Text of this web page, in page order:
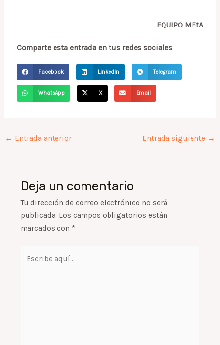
EQUIPO MEtA
Comparte esta entrada en tus redes sociales
Facebook LinkedIn Telegram
WhatsApp X Email
← Entrada anterior Entrada siguiente →
Deja un comentario
Tu dirección de correo electrónico no será
publicada. Los campos obligatorios están
marcados con *